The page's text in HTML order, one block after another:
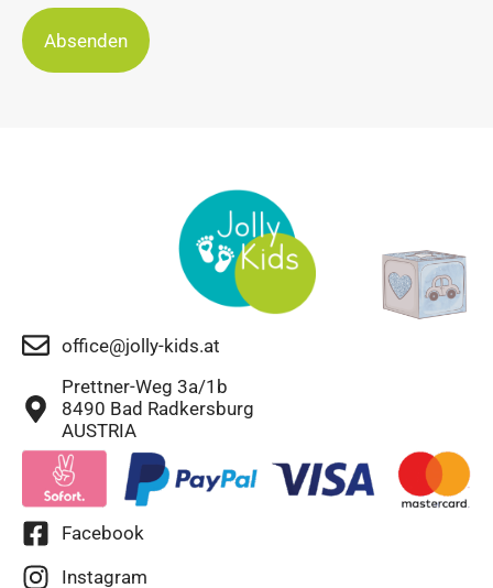
Absenden
office@jolly-kids.at
Prettner-Weg 3a/1b
8490 Bad Radkersburg
AUSTRIA
Facebook
Instagram